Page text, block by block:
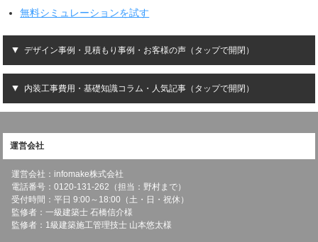
無料シミュレーションを試す
デザイン事例・見積もり事例・お客様の声（タップで開閉）
内装工事費用・基礎知識コラム・人気記事（タップで開閉）
運営会社
運営会社：infomake株式会社
電話番号：0120-131-262（担当：野村まで）
受付時間：平日 9:00～18:00（土・日・祝休）
監修者：一級建築士 石橋信介様
監修者：1級建築施工管理技士 山本悠太様